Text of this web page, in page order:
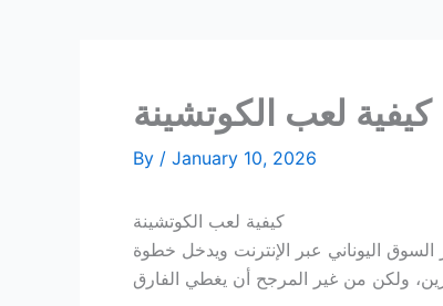
كيفية لعب الكوتشينة
By / January 10, 2026
كيفية لعب الكوتشينة
اليوناني عبر الإنترنت ويدخل خطوة